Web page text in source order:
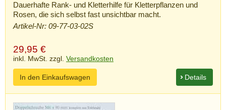
Dauerhafte Rank- und Kletterhilfe für Kletterpflanzen und
Rosen, die sich selbst fast unsichtbar macht.
Artikel-Nr: 09-77-03-02S
29,95 €
inkl. MwSt. zzgl. Versandkosten
Details
In den Einkaufswagen